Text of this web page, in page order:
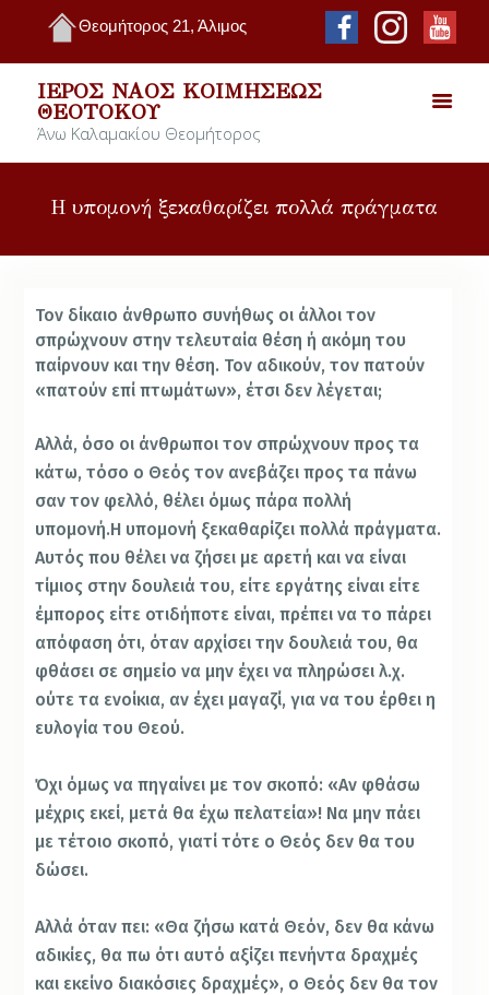
Θεομήτορος 21, Άλιμος
ΙΕΡΌΣ ΝΑΌΣ ΚΟΙΜΉΣΕΩΣ
ΘΕΟΤΌΚΟΥ
Άνω Καλαμακίου Θεομήτορος
Η υπομονή ξεκαθαρίζει πολλά πράγματα
Τον δίκαιο άνθρωπο συνήθως οι άλλοι τον
σπρώχνουν στην τελευταία θέση ή ακόμη του
παίρνουν και την θέση. Τον αδικούν, τον πατούν
«πατούν επί πτωμάτων», έτσι δεν λέγεται;
Αλλά, όσο οι άνθρωποι τον σπρώχνουν προς τα
κάτω, τόσο ο Θεός τον ανεβάζει προς τα πάνω
σαν τον φελλό, θέλει όμως πάρα πολλή
υπομονή.Η υπομονή ξεκαθαρίζει πολλά πράγματα.
Αυτός που θέλει να ζήσει με αρετή και να είναι
τίμιος στην δουλειά του, είτε εργάτης είναι είτε
έμπορος είτε οτιδήποτε είναι, πρέπει να το πάρει
απόφαση ότι, όταν αρχίσει την δουλειά του, θα
φθάσει σε σημείο να μην έχει να πληρώσει λ.χ.
ούτε τα ενοίκια, αν έχει μαγαζί, για να του έρθει η
ευλογία του Θεού.
Όχι όμως να πηγαίνει με τον σκοπό: «Αν φθάσω
μέχρις εκεί, μετά θα έχω πελατεία»! Να μην πάει
με τέτοιο σκοπό, γιατί τότε ο Θεός δεν θα του
δώσει.
Αλλά όταν πει: «Θα ζήσω κατά Θεόν, δεν θα κάνω
αδικίες, θα πω ότι αυτό αξίζει πενήντα δραχμές
και εκείνο διακόσιες δραχμές», ο Θεός δεν θα τον